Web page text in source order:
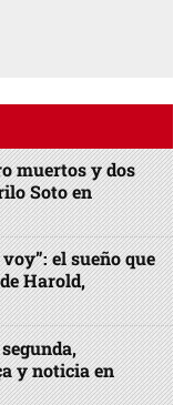
muertos y dos
Soto en
el sueño que
Harold,
y noticia en